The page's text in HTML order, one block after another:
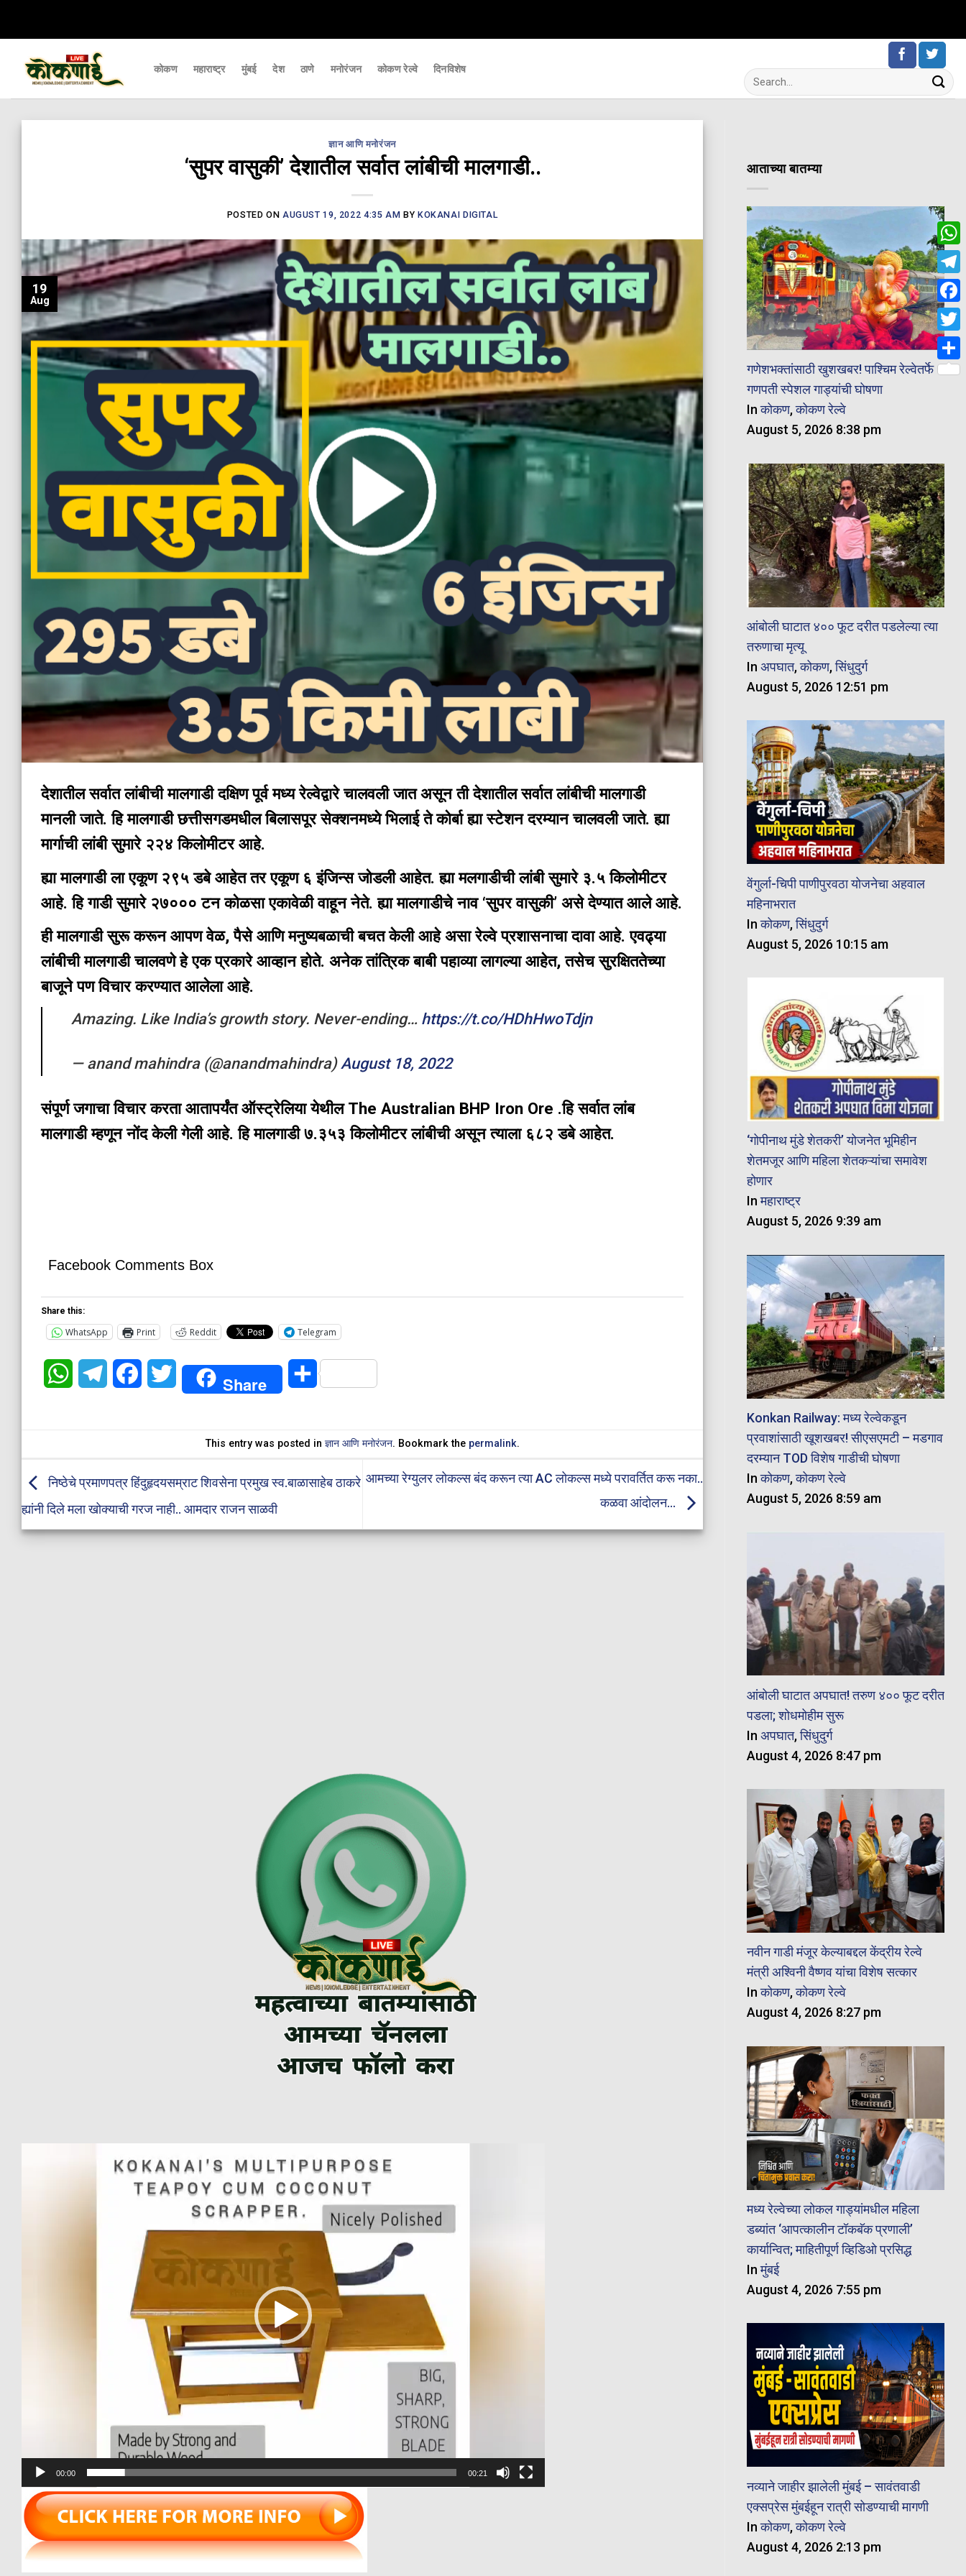
कोकण महाराष्ट्र मुंबई देश ठाणे मनोरंजन कोकण रेल्वे दिनविशेष
ज्ञान आणि मनोरंजन
‘सुपर वासुकी’ देशातील सर्वात लांबीची मालगाडी..
POSTED ON AUGUST 19, 2022 4:35 AM BY KOKANAI DIGITAL
19
Aug
देशातील सर्वात लांबीची मालगाडी दक्षिण पूर्व मध्य रेल्वेद्वारे चालवली जात असून ती देशातील सर्वात लांबीची मालगाडी
मानली जाते. हि मालगाडी छत्तीसगडमधील बिलासपूर सेक्शनमध्ये भिलाई ते कोर्बा ह्या स्टेशन दरम्यान चालवली जाते. ह्या
मार्गाची लांबी सुमारे २२४ किलोमीटर आहे.
ह्या मालगाडी ला एकूण २९५ डबे आहेत तर एकूण ६ इंजिन्स जोडली आहेत. ह्या मलगाडीची लांबी सुमारे ३.५ किलोमीटर
आहे. हि गाडी सुमारे २७००० टन कोळसा एकावेळी वाहून नेते. ह्या मालगाडीचे नाव ‘सुपर वासुकी’ असे देण्यात आले आहे.
ही मालगाडी सुरू करून आपण वेळ, पैसे आणि मनुष्यबळाची बचत केली आहे असा रेल्वे प्रशासनाचा दावा आहे. एवढ्या
लांबीची मालगाडी चालवणे हे एक प्रकारे आव्हान होते. अनेक तांत्रिक बाबी पहाव्या लागल्या आहेत, तसेच सुरक्षिततेच्या
बाजूने पण विचार करण्यात आलेला आहे.
Amazing. Like India’s growth story. Never-ending… https://t.co/HDhHwoTdjn
— anand mahindra (@anandmahindra)August 18, 2022
संपूर्ण जगाचा विचार करता आतापर्यंत ऑस्ट्रेलिया येथील The Australian BHP Iron Ore .हि सर्वात लांब
मालगाडी म्हणून नोंद केली गेली आहे. हि मालगाडी ७.३५३ किलोमीटर लांबीची असून त्याला ६८२ डबे आहेत.
Facebook Comments Box
Share this:
WhatsApp Print Reddit Telegram
WhatsAppTelegramFacebookTwitter Share Share
This entry was posted in ज्ञान आणि मनोरंजन. Bookmark the permalink.
निष्ठेचे प्रमाणपत्र हिंदुहृदयसम्राट शिवसेना प्रमुख स्व.बाळासाहेब ठाकरे
ह्यांनी दिले मला खोक्याची गरज नाही.. आमदार राजन साळवी
आमच्या रेग्युलर लोकल्स बंद करून त्या AC लोकल्स मध्ये परावर्तित करू नका..
कळवा आंदोलन…
00:00 00:21
आताच्या बातम्या
गणेशभक्तांसाठी खुशखबर! पाश्चिम रेल्वेतर्फे
गणपती स्पेशल गाड्यांची घोषणा
Inकोकण,कोकण रेल्वे
August 5, 2026 8:38 pm
आंबोली घाटात ४०० फूट दरीत पडलेल्या त्या
तरुणाचा मृत्यू
In अपघात,कोकण,सिंधुदुर्ग
August 5, 2026 12:51 pm
वेंगुर्ला-चिपी पाणीपुरवठा योजनेचा अहवाल
महिनाभरात
Inकोकण,सिंधुदुर्ग
August 5, 2026 10:15 am
‘गोपीनाथ मुंडे शेतकरी’ योजनेत भूमिहीन
शेतमजूर आणि महिला शेतकऱ्यांचा समावेश
होणार
Inमहाराष्ट्र
August 5, 2026 9:39 am
Konkan Railway: मध्य रेल्वेकडून
प्रवाशांसाठी खूशखबर! सीएसएमटी – मडगाव
दरम्यान TOD विशेष गाडीची घोषणा
Inकोकण,कोकण रेल्वे
August 5, 2026 8:59 am
आंबोली घाटात अपघात! तरुण ४०० फूट दरीत
पडला; शोधमोहीम सुरू
In अपघात,सिंधुदुर्ग
August 4, 2026 8:47 pm
नवीन गाडी मंजूर केल्याबद्दल केंद्रीय रेल्वे
मंत्री अश्विनी वैष्णव यांचा विशेष सत्कार
Inकोकण,कोकण रेल्वे
August 4, 2026 8:27 pm
मध्य रेल्वेच्या लोकल गाड्यांमधील महिला
डब्यांत ‘आपत्कालीन टॉकबॅक प्रणाली’
कार्यान्वित; माहितीपूर्ण व्हिडिओ प्रसिद्ध
Inमुंबई
August 4, 2026 7:55 pm
नव्याने जाहीर झालेली मुंबई – सावंतवाडी
एक्सप्रेस मुंबईहून रात्री सोडण्याची मागणी
Inकोकण,कोकण रेल्वे
August 4, 2026 2:13 pm